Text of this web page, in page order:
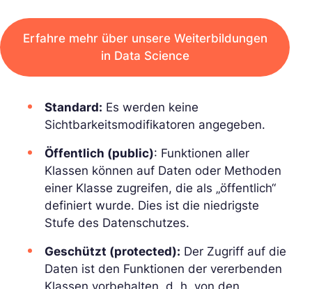
Erfahre mehr über unsere Weiterbildungen
in Data Science
Standard: Es werden keine
Sichtbarkeitsmodifikatoren angegeben.
Öffentlich (public): Funktionen aller
Klassen können auf Daten oder Methoden
einer Klasse zugreifen, die als „öffentlich“
definiert wurde. Dies ist die niedrigste
Stufe des Datenschutzes.
Geschützt (protected): Der Zugriff auf die
Daten ist den Funktionen der vererbenden